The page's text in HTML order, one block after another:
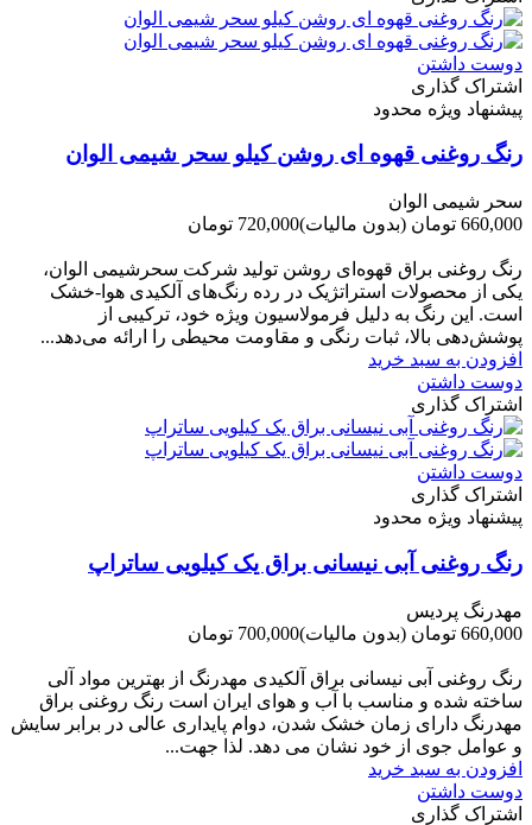
دوست داشتن
اشتراک گذاری
پیشنهاد ویژه محدود
رنگ روغنی قهوه ای روشن کیلو سحر شیمی الوان
سحر شیمی الوان
660,000 تومان
(بدون مالیات)720,000 تومان
رنگ روغنی براق قهوه‌ای روشن تولید شرکت سحرشیمی الوان،
یکی از محصولات استراتژیک در رده رنگ‌های آلکیدی هوا-خشک
است. این رنگ به دلیل فرمولاسیون ویژه خود، ترکیبی از
پوشش‌دهی بالا، ثبات رنگی و مقاومت محیطی را ارائه می‌دهد...
افزودن به سبد خرید
دوست داشتن
اشتراک گذاری
دوست داشتن
اشتراک گذاری
پیشنهاد ویژه محدود
رنگ روغنی آبی نیسانی براق یک کیلویی ساتراپ
مهدرنگ پردیس
660,000 تومان
(بدون مالیات)700,000 تومان
رنگ روغنی آبی نیسانی براق آلکیدی مهدرنگ از بهترین مواد آلی
ساخته شده و مناسب با آب و هوای ایران است رنگ روغنی براق
مهدرنگ دارای زﻣﺎن ﺧﺸﮏ ﺷﺪن، دوام ﭘﺎﯾﺪاری عالی در ﺑﺮاﺑﺮ ﺳﺎﯾﺶ
و ﻋﻮاﻣﻞ ﺟﻮی از ﺧﻮد ﻧﺸﺎن ﻣﯽ دﻫﺪ. ﻟﺬا ﺟﻬﺖ...
افزودن به سبد خرید
دوست داشتن
اشتراک گذاری